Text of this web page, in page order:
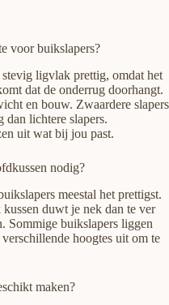
voor buikslapers?
ligvlak prettig, omdat het
dat de onderrug doorhangt.
en bouw. Zwaardere slapers
dan lichtere slapers.
uit wat bij jou past.
nodig?
meestal het prettigst.
duwt je nek dan te ver
Sommige buikslapers liggen
hoogtes uit om te
maken?